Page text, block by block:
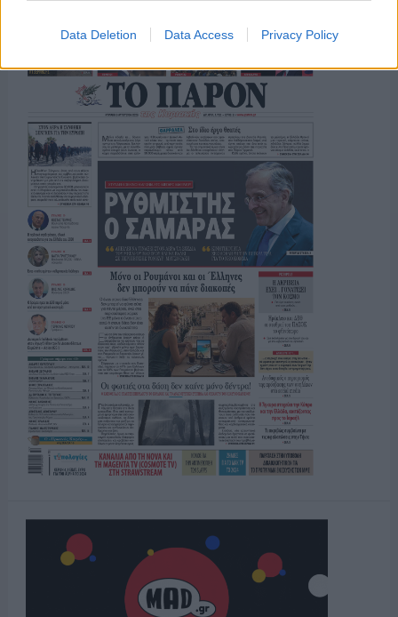
Data Deletion Data Access Privacy Policy